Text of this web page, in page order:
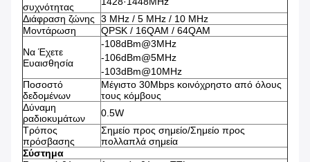
συχνότητας
Διάφραση ζώνης
3 MHz / 5 MHz / 10 MHz
Μοντάρωση
QPSK / 16QAM / 64QAM
Να Έχετε
Ευαισθησία
-108dBm@3MHz
-106dBm@5MHz
-103dBm@10MHz
Ποσοστό
δεδομένων
Μέγιστο 30Mbps κοινόχρηστο από όλους
τους κόμβους
Δύναμη
ραδιοκυμάτων
0.5W
Τρόπος
πρόσβασης
Σημείο προς σημείο/Σημείο προς
πολλαπλά σημεία
Σύστημα